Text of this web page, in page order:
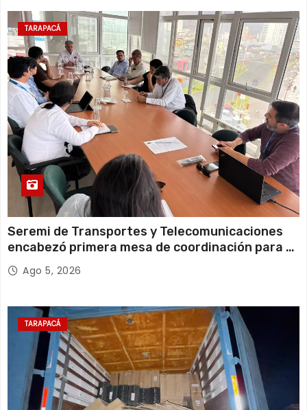
11 de agosto
Martes 20°C 18°C
12 de agosto
Miércoles 23°C 18°C
TARAPACÁ
Seremi de Transportes y Telecomunicaciones
encabezó primera mesa de coordinación para el
retiro de cables en desuso en Iquique
Ago 5, 2026
TARAPACÁ